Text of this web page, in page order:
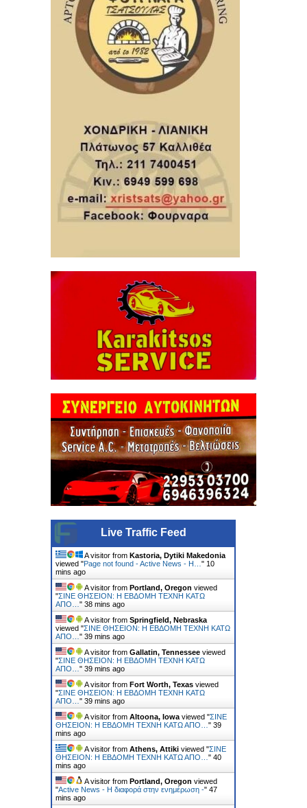
Live Traffic Feed
A visitor from Kastoria, Dytiki Makedonia
viewed "Page not found - Active News - Η… " 10
mins ago
A visitor from Portland, Oregon viewed
"ΣΙΝΕ ΘΗΣΕΙΟΝ: Η ΕΒΔΟΜΗ ΤΕΧΝΗ ΚΑΤΩ
ΑΠΟ… " 38 mins ago
A visitor from Springfield, Nebraska
viewed "ΣΙΝΕ ΘΗΣΕΙΟΝ: Η ΕΒΔΟΜΗ ΤΕΧΝΗ ΚΑΤΩ
ΑΠΟ… " 39 mins ago
A visitor from Gallatin, Tennessee viewed
"ΣΙΝΕ ΘΗΣΕΙΟΝ: Η ΕΒΔΟΜΗ ΤΕΧΝΗ ΚΑΤΩ
ΑΠΟ… " 39 mins ago
A visitor from Fort Worth, Texas viewed
"ΣΙΝΕ ΘΗΣΕΙΟΝ: Η ΕΒΔΟΜΗ ΤΕΧΝΗ ΚΑΤΩ
ΑΠΟ… " 39 mins ago
A visitor from Altoona, Iowa viewed "ΣΙΝΕ
ΘΗΣΕΙΟΝ: Η ΕΒΔΟΜΗ ΤΕΧΝΗ ΚΑΤΩ ΑΠΟ… " 39
mins ago
A visitor from Athens, Attiki viewed "ΣΙΝΕ
ΘΗΣΕΙΟΝ: Η ΕΒΔΟΜΗ ΤΕΧΝΗ ΚΑΤΩ ΑΠΟ… " 40
mins ago
A visitor from Portland, Oregon viewed
"Active News - Η διαφορά στην ενημέρωση -" 47
mins ago